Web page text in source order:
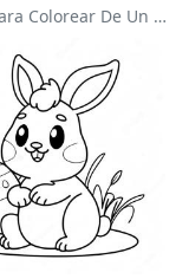
Página Para Colorear De Un Unicornio Mágico En Un Arcoíris